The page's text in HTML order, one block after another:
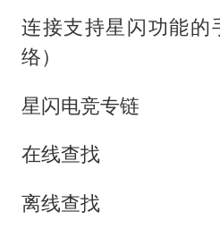
连接支持星闪功能的
络）
星闪电竞专链
在线查找
离线查找